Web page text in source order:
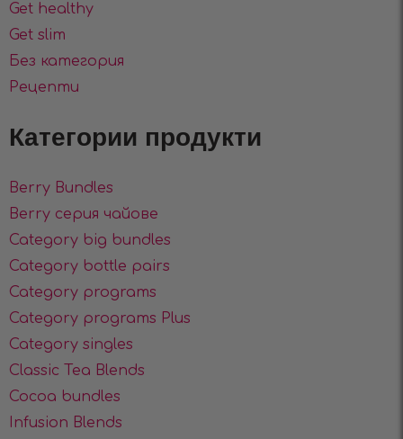
Get healthy
Get slim
Без категория
Рецепти
Категории продукти
Berry Bundles
Berry серия чайове
Category big bundles
Category bottle pairs
Category programs
Category programs Plus
Category singles
Classic Tea Blends
Cocoa bundles
Infusion Blends